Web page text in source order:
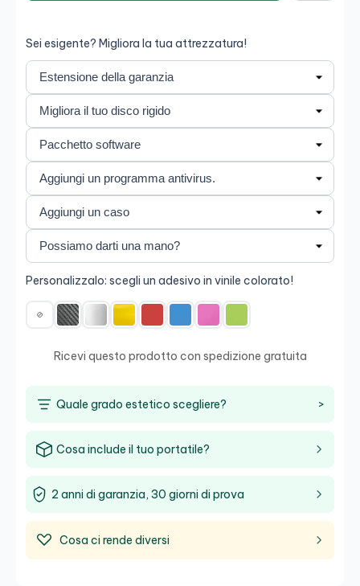
Sei esigente? Migliora la tua attrezzatura!
Personalizzalo: scegli un adesivo in vinile colorato!
Ricevi questo prodotto con spedizione gratuita
Quale grado estetico scegliere? >
Cosa include il tuo portatile?
2 anni di garanzia, 30 giorni di prova
Cosa ci rende diversi